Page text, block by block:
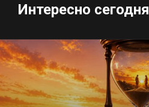
Интересно сегодня